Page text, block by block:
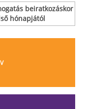
beiratkozáskor
hónapjától